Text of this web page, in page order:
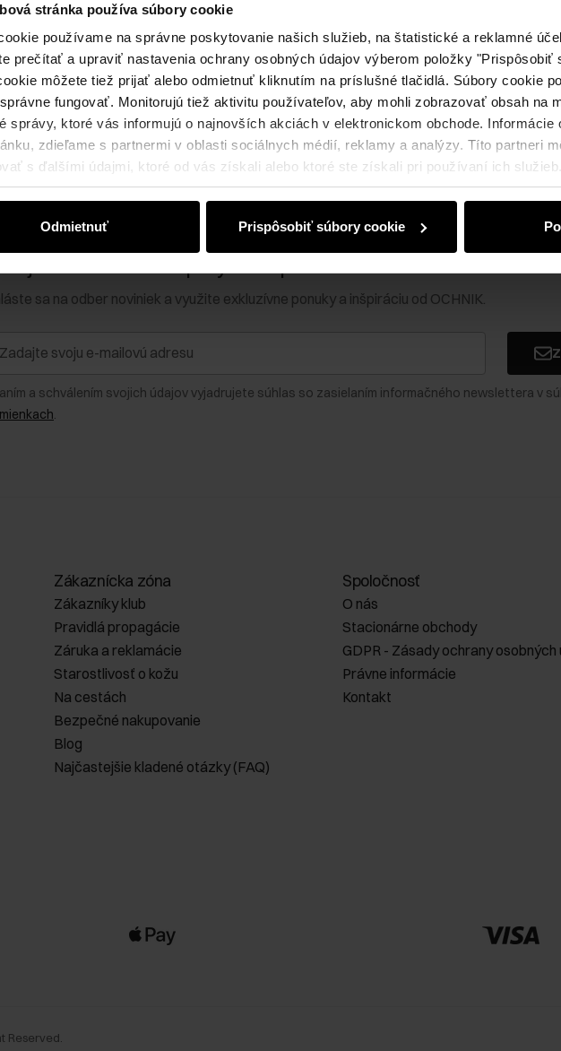
stránka používa súbory cookie
používame na správne poskytovanie našich služieb, na štatistické a reklamné
prečítať a upraviť nastavenia ochrany osobných údajov výberom položky "Prispôsobiť
môžete tiež prijať alebo odmietnuť kliknutím na príslušné tlačidlá. Súbory cookie
fungovať. Monitorujú tiež aktivitu používateľov, aby mohli zobrazovať obsah na
správy, ktoré vás informujú o najnovších akciách v elektronickom obchode. Informácie
zdieľame s partnermi v oblasti sociálnych médií, reklamy a analýzy. Títo partneri
s ďalšími údajmi, ktoré od vás získali alebo ktoré ste získali pri používaní ich služieb.
Odmietnuť Prispôsobiť súbory cookie
sa na odber noviniek a využite exkluzívne ponuky a inšpiráciu od OCHNIK.
a schválením svojich údajov vyjadrujete súhlas so zasielaním informačného newslettera v
.
Zákaznícka zóna
Zákazníky klub
Pravidlá propagácie
Záruka a reklamácie
Starostlivosť o kožu
Na cestách
Bezpečné nakupovanie
Blog
Najčastejšie kladené otázky (FAQ)
Spoločnosť
O nás
Stacionárne obchody
GDPR - Zásady ochrany osobných
Právne informácie
Kontakt
Reserved.